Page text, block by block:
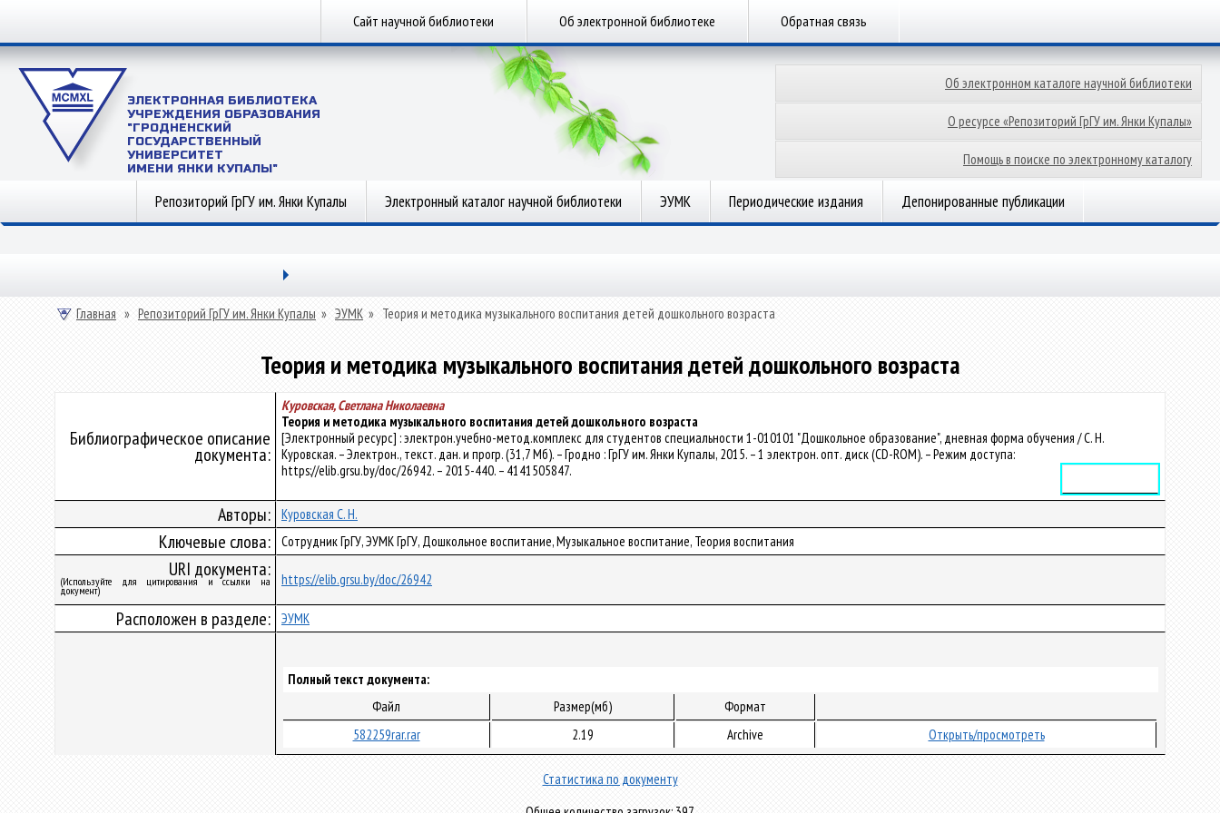
Сайт научной библиотеки Об электронной библиотеке Обратная связь
ЭЛЕКТРОННАЯ БИБЛИОТЕКА
УЧРЕЖДЕНИЯ ОБРАЗОВАНИЯ
"ГРОДНЕНСКИЙ
ГОСУДАРСТВЕННЫЙ
УНИВЕРСИТЕТ
ИМЕНИ ЯНКИ КУПАЛЫ"
Об электронном каталоге научной библиотеки
О ресурсе «Репозиторий ГрГУ им. Янки Купалы»
Помощь в поиске по электронному каталогу
Репозиторий ГрГУ им. Янки Купалы Электронный каталог научной библиотеки ЭУМК Периодические издания Депонированные публикации
Главная » Репозиторий ГрГУ им. Янки Купалы » ЭУМК » Теория и методика музыкального воспитания детей дошкольного возраста
Теория и методика музыкального воспитания детей дошкольного возраста
Библиографическое описание
документа:
Куровская, Светлана Николаевна
Теория и методика музыкального воспитания детей дошкольного возраста
[Электронный ресурс] : электрон.учебно-метод.комплекс для студентов специальности 1-010101 "Дошкольное образование", дневная форма обучения / С. Н.
Куровская. – Электрон., текст. дан. и прогр. (31,7 Мб). – Гродно : ГрГУ им. Янки Купалы, 2015. – 1 электрон. опт. диск (CD-ROM). – Режим доступа:
https://elib.grsu.by/doc/26942. – 2015-440. – 4141505847.
Авторы: Куровская С. Н.
Ключевые слова: Сотрудник ГрГУ, ЭУМК ГрГУ, Дошкольное воспитание, Музыкальное воспитание, Теория воспитания
URI документа:
(Используйте для цитирования и ссылки на
документ)
https://elib.grsu.by/doc/26942
Расположен в разделе: ЭУМК
Полный текст документа:
Файл
Размер(мб)
Формат
582259rar.rar
2.19 Archive Открыть/просмотреть
Статистика по документу